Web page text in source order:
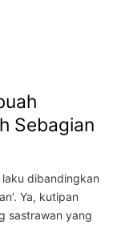
Sebagian
dibandingkan
Ya, kutipan
sastrawan yang